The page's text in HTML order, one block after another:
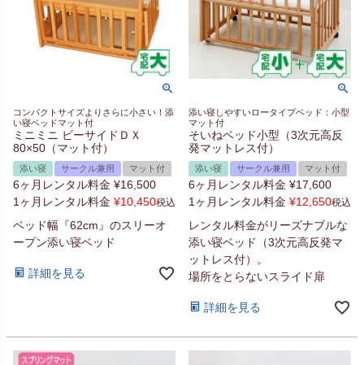
コンパクトサイズよりさらに小さい！添
い寝ベッドマット付
ミニミニ ビーサイドＤＸ
80×50（マット付）
添い寝 サークル兼用 マット付
6ヶ月レンタル料金 ¥16,500
1ヶ月レンタル料金 ¥10,450税込
ベッド幅『62cm』のスリーオ
ープン添い寝ベッド
詳細を見る
添い寝しやすいロータイプベッド：小型
マット付
そいねベッド小型（3次元高反
発マットレス付）
添い寝 サークル兼用 マット付
6ヶ月レンタル料金 ¥17,600
1ヶ月レンタル料金 ¥12,650税込
レンタル料金がリーズナブルな
添い寝ベッド（3次元高反発マ
ットレス付）。
場所をとらないスライド扉
詳細を見る